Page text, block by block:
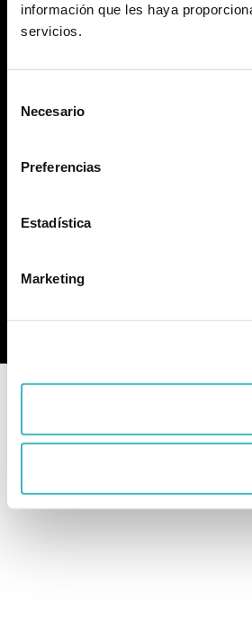
información que les haya
servicios.
Necesario
Preferencias
Estadística
Marketing
Agencia de
Agencia SEO